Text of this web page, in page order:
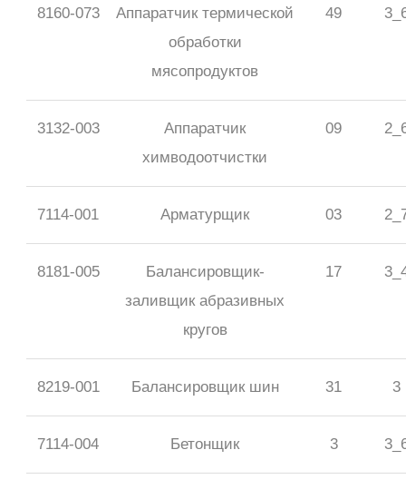
8160-073
Аппаратчик термической
обработки
мясопродуктов
49
3132-003
Аппаратчик
химводоотчистки
09
7114-001 Арматурщик 03
8181-005
Балансировщик-
заливщик абразивных
кругов
17
8219-001 Балансировщик шин 31 3
7114-004 Бетонщик 3